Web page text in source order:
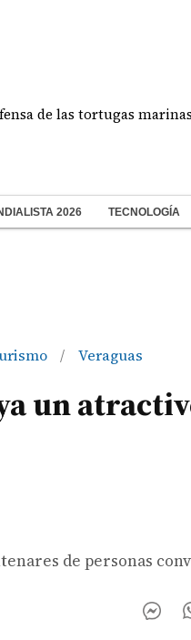
las tortugas marinas
2026 TECNOLOGÍA
/ Veraguas
un
de personas